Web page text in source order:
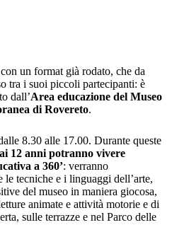
con un format già rodato, che da
tra i suoi piccoli partecipanti: è
dall’Area educazione del Museo
di Rovereto.
8.30 alle 17.00. Durante queste
12 anni potranno vivere
a 360’: verranno
tecniche e i linguaggi dell’arte,
del museo in maniera giocosa,
animate e attività motorie e di
sulle terrazze e nel Parco delle